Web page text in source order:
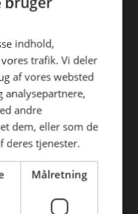
indhold,
trafik. Vi deler
af vores websted
analysepartnere,
andre
dem, eller som de
deres tjenester.
Målretning